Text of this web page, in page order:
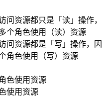
问资源都只是「读」操作，
个角色使用（读）资源
问资源都是「写」操作，因
角色使用（写）资源
色使用资源
使用资源